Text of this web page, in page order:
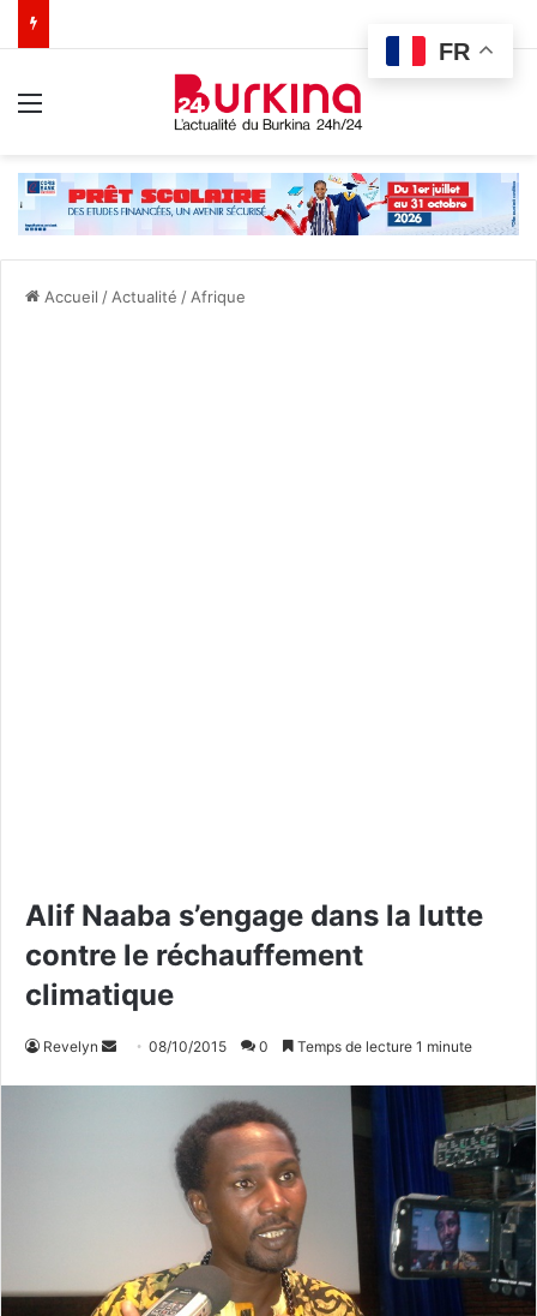
Accueil / Actualité / Afrique
Alif Naaba s’engage dans la lutte
contre le réchauffement
climatique
Revelyn
n
c
08/10/2015 0 Temps de lecture 1 minute
FR